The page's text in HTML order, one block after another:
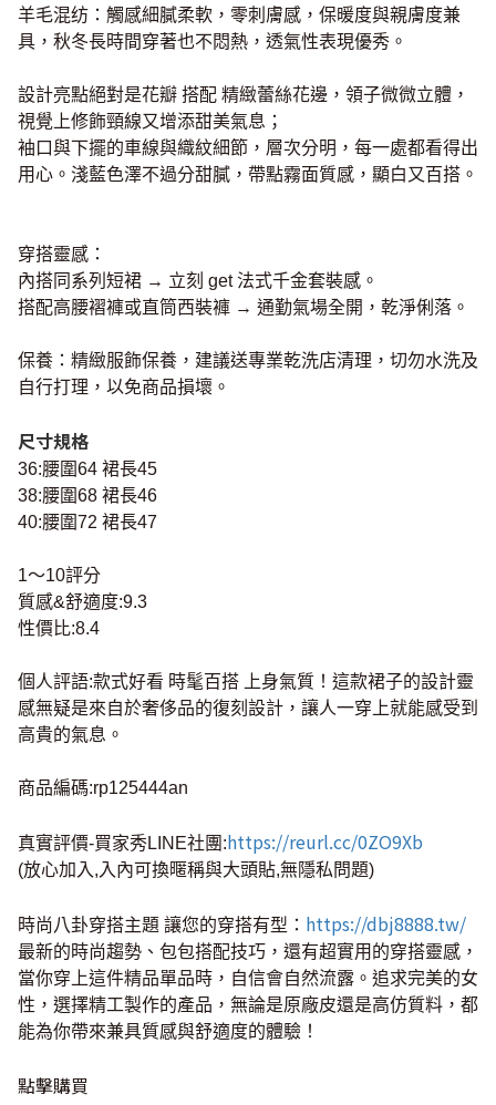
羊毛混纺：觸感細膩柔軟，零刺膚感，保暖度與親膚度兼
具，秋冬長時間穿著也不悶熱，透氣性表現優秀。
設計亮點絕對是花瓣 搭配 精緻蕾絲花邊，領子微微立體，
視覺上修飾頸線又增添甜美氣息；
袖口與下擺的車線與織紋細節，層次分明，每一處都看得出
用心。淺藍色澤不過分甜膩，帶點霧面質感，顯白又百搭。
穿搭靈感：
內搭同系列短裙 → 立刻 get 法式千金套裝感。
搭配高腰褶褲或直筒西裝褲 → 通勤氣場全開，乾淨俐落。
保養：精緻服飾保養，建議送專業乾洗店清理，切勿水洗及
自行打理，以免商品損壞。
尺寸規格
36:腰圍64 裙長45
38:腰圍68 裙長46
40:腰圍72 裙長47
1～10評分
質感&舒適度:9.3
性價比:8.4
個人評語:款式好看 時髦百搭 上身氣質！這款裙子的設計靈
感無疑是來自於奢侈品的復刻設計，讓人一穿上就能感受到
高貴的氣息。
商品編碼:rp125444an
真實評價-買家秀LINE社團:https://reurl.cc/0ZO9Xb
(放心加入,入內可換暱稱與大頭貼,無隱私問題)
時尚八卦穿搭主題 讓您的穿搭有型： https://dbj8888.tw/
最新的時尚趨勢、包包搭配技巧，還有超實用的穿搭靈感，
當你穿上這件精品單品時，自信會自然流露。追求完美的女
性，選擇精工製作的產品，無論是原廠皮還是高仿質料，都
能為你帶來兼具質感與舒適度的體驗！
點擊購買